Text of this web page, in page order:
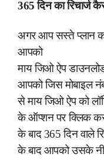
365 दिन का रिचार्ज
अगर आप सस्ते प्लान
आपको
माय जिओ ऐप
आपको जिस मोबाइल
से माय जिओ ऐप को
के ऑप्शन पर क्लिक
के बाद 365 दिन वाले
के बाद आपको उसके